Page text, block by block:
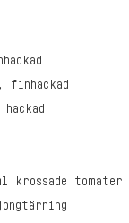
finhackad
krossade tomater